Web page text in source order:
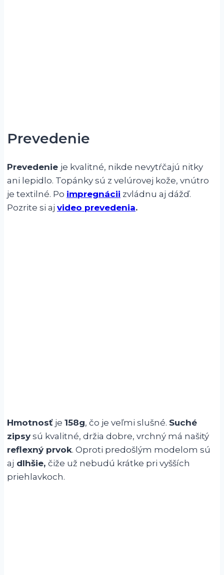
Prevedenie
Prevedenie je kvalitné, nikde nevytŕčajú nitky
ani lepidlo. Topánky sú z velúrovej kože, vnútro
je textilné. Po impregnácii zvládnu aj dážď.
Pozrite si aj video prevedenia.
Hmotnosť je 158g, čo je veľmi slušné. Suché
zipsy sú kvalitné, držia dobre, vrchný má našitý
reflexný prvok. Oproti predošlým modelom sú
aj dlhšie, čiže už nebudú krátke pri vyšších
priehlavkoch.